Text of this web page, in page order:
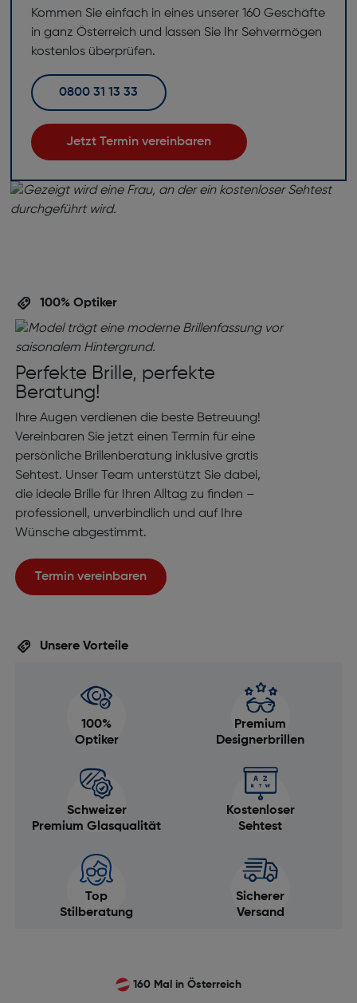
Kommen Sie einfach in eines unserer 160 Geschäfte
in ganz Österreich und lassen Sie Ihr Sehvermögen
kostenlos überprüfen.
0800 31 13 33
Jetzt Termin vereinbaren
100% Optiker
Perfekte Brille, perfekte
Beratung!
Ihre Augen verdienen die beste Betreuung!
Vereinbaren Sie jetzt einen Termin für eine
persönliche Brillenberatung inklusive gratis
Sehtest. Unser Team unterstützt Sie dabei,
die ideale Brille für Ihren Alltag zu finden –
professionell, unverbindlich und auf Ihre
Wünsche abgestimmt.
Termin vereinbaren
Unsere Vorteile
100%
Optiker
Premium
Designerbrillen
Schweizer
Premium Glasqualität
Kostenloser
Sehtest
Top
Stilberatung
Sicherer
Versand
160 Mal in Österreich